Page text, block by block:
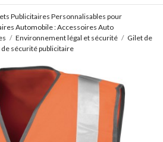
Publicitaires Personnalisables pour
Automobile : Accessoires Auto
Environnement légal et sécurité
Gilet de
de sécurité publicitaire